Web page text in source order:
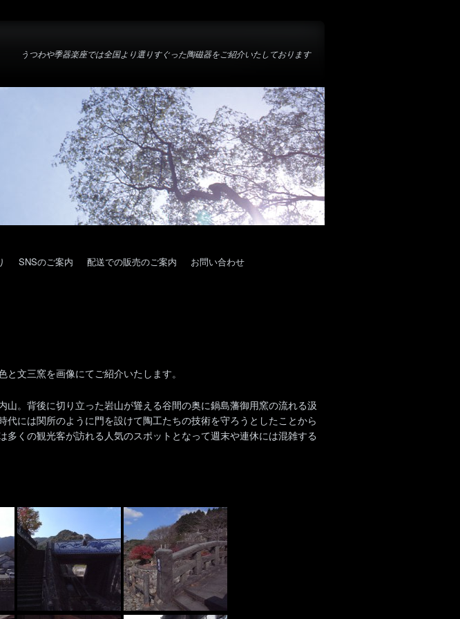
うつわや季器楽座では全国より選りすぐった陶磁器をご紹介いたしております
SNSのご案内 配送での販売のご案内 お問い合わせ
文三窯を画像にてご紹介いたします。
山。背後に切り立った岩山が聳える谷間の奥に鍋島藩御用窯の流れる汲
代には関所のように門を設けて陶工たちの技術を守ろうとしたことから
多くの観光客が訪れる人気のスポットとなって週末や連休には混雑する